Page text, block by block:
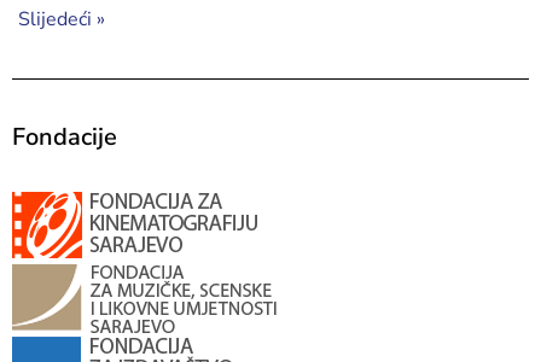
Slijedeći »
Fondacije